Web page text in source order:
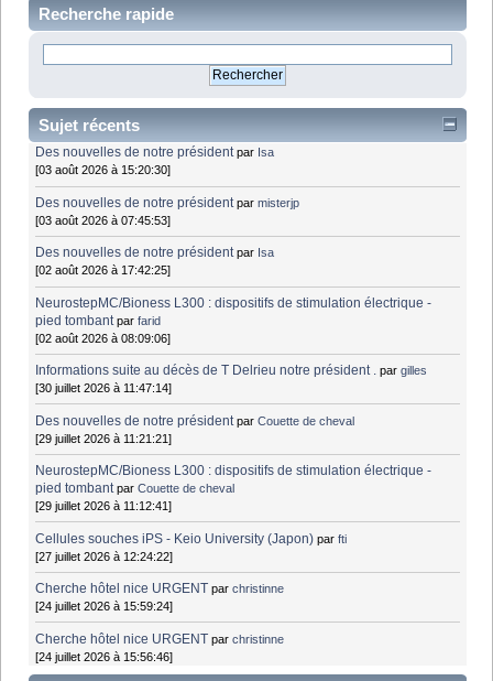
Recherche rapide
Sujet récents
Des nouvelles de notre président par Isa
[03 août 2026 à 15:20:30]
Des nouvelles de notre président parmisterjp
[03 août 2026 à 07:45:53]
Des nouvelles de notre président par Isa
[02 août 2026 à 17:42:25]
NeurostepMC/Bioness L300 : dispositifs de stimulation électrique -
pied tombant parfarid
[02 août 2026 à 08:09:06]
Informations suite au décès de T Delrieu notre président . pargilles
[30 juillet 2026 à 11:47:14]
Des nouvelles de notre président parCouette de cheval
[29 juillet 2026 à 11:21:21]
NeurostepMC/Bioness L300 : dispositifs de stimulation électrique -
pied tombant parCouette de cheval
[29 juillet 2026 à 11:12:41]
Cellules souches iPS - Keio University (Japon) parfti
[27 juillet 2026 à 12:24:22]
Cherche hôtel nice URGENT parchristinne
[24 juillet 2026 à 15:59:24]
Cherche hôtel nice URGENT parchristinne
[24 juillet 2026 à 15:56:46]